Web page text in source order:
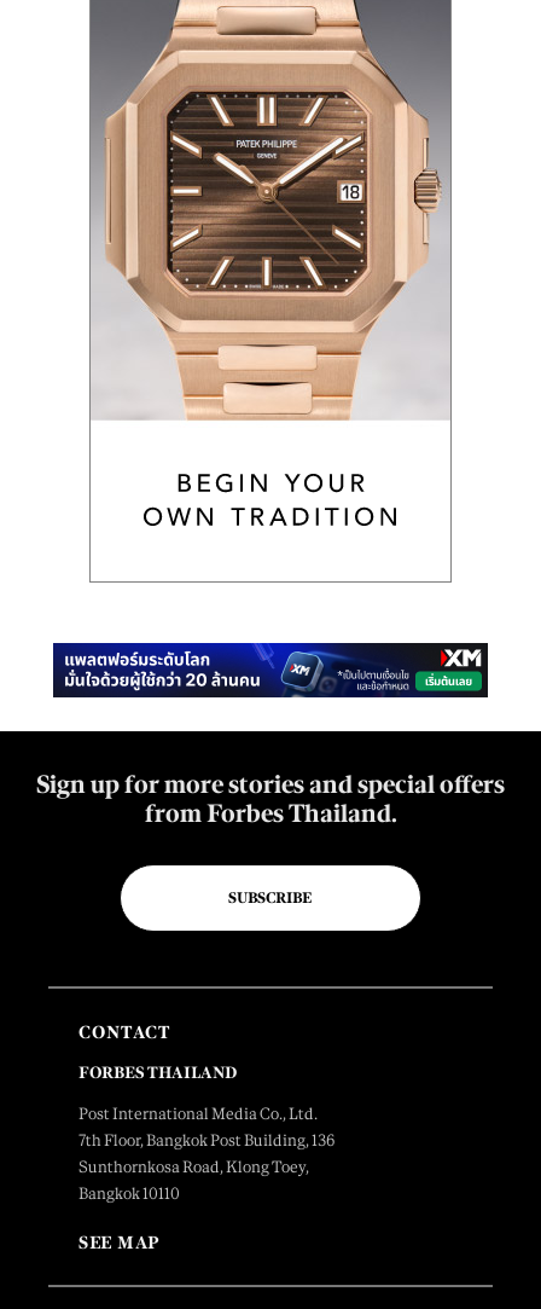
Sign up for more stories and special offers
from Forbes Thailand.
SUBSCRIBE
CONTACT
FORBES THAILAND
Post International Media Co., Ltd.
7th Floor, Bangkok Post Building, 136
Sunthornkosa Road, Klong Toey,
Bangkok 10110
SEE MAP